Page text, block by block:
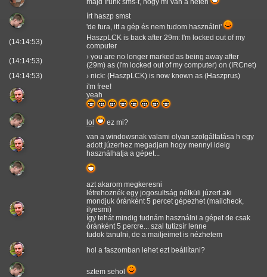
majd írunk sms-t, hogy mi van a neten
írt haszp smst
'de fura, itt a gép és nem tudom használni'
(14:14:53)
HaszpLCK is back after 29m: I'm locked out of my
computer
(14:14:53)
› you are no longer marked as being away after
(29m) as (I'm locked out of my computer) on (IRCnet)
(14:14:53)
› nick: (HaszpLCK) is now known as (Haszprus)
i'm free!
yeah
lol
ez mi?
van a windowsnak valami olyan szolgáltatása h egy
adott júzerhez megadjam hogy mennyi ideig
használhatja a gépet...
azt akarom megkeresni
létrehoznék egy jogosultság nélküli júzert aki
mondjuk óránként 5 percet gépezhet (mailcheck,
ilyesmi)
így tehát mindig tudnám használni a gépet de csak
óránként 5 percre... szal tutizsír lenne
tudok tanulni, de a mailjeimet is nézhetem
hol a faszomban lehet ezt beállítani?
sztem sehol